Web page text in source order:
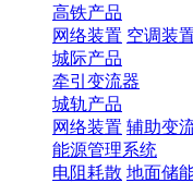
高铁产品
网络装置 空调装
城际产品
牵引变流器
城轨产品
网络装置 辅助变
能源管理系统
电阻耗散 地面储